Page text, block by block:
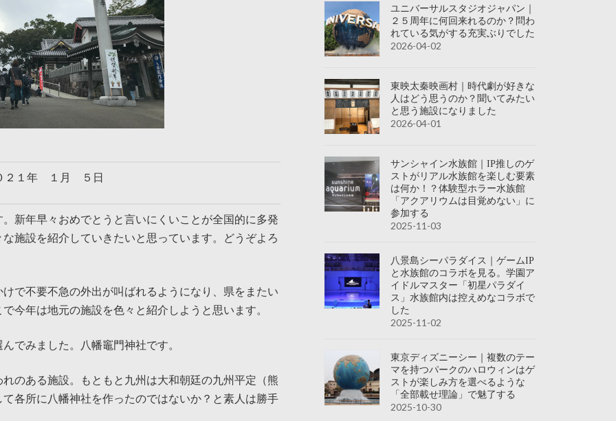
２１年 １月 ５日
新年早々おめでとうと言いにくいことが全国的に多発
施設を紹介していきたいと思っています。どうぞよろ
で不要不急の外出が叫ばれるようになり、県をまたい
今年は地元の施設を色々と紹介しようと思います。
でみました。八幡竈門神社です。
のある施設。もともと九州は大和朝廷の九州平定（熊
各所に八幡神社を作ったのではないか？と素人は勝手
ユニバーサルスタジオジャパン｜
２５周年に何回来れるのか？問わ
れている気がする充実ぶりでした
2026-04-02
東映太秦映画村｜時代劇が好きな
人はどう思うのか？聞いてみたい
と思う施設になりました
2026-04-01
サンシャイン水族館｜IP推しのゲ
ストがリアル水族館を楽しむ要素
は何か！？体験型ホラー水族館
「アクアリウムは目覚めない」に
参加する
2025-11-03
八景島シーパラダイス｜ゲームIP
と水族館のコラボを見る。学園ア
イドルマスター「初星パラダイ
ス」水族館内は控えめなコラボで
した
2025-11-02
東京ディズニーシー｜複数のテー
マを持つパークのハロウィンはゲ
ストが楽しみ方を選べるような
「全部載せ理論」で魅了する
2025-10-30